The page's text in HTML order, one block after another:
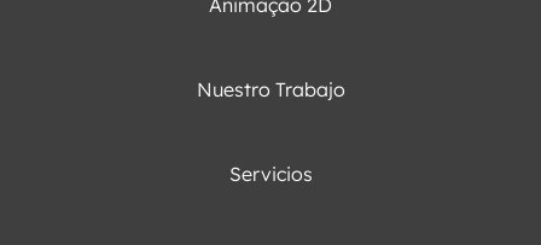
Animação 2D
Nuestro Trabajo
Servicios